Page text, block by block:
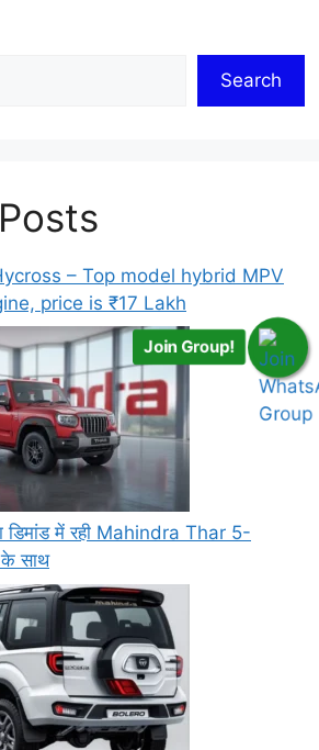
Search
– Top model hybrid MPV
price is ₹17 Lakh
डिमांड में रही Mahindra Thar 5-
साथ
Join Group!